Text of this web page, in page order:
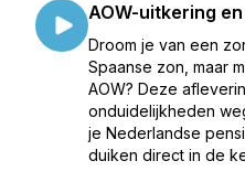
AOW-uitkering
Droom je van een
Spaanse zon, maar
AOW? Deze
onduidelijkheden
je Nederlandse
duiken direct in de